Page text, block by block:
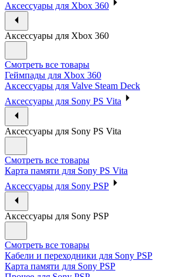
Аксессуары для Xbox 360
Аксессуары для Xbox 360
Смотреть все товары
Геймпады для Xbox 360
Аксессуары для Valve Steam Deck
Аксессуары для Sony PS Vita
Аксессуары для Sony PS Vita
Смотреть все товары
Карта памяти для Sony PS Vita
Аксессуары для Sony PSP
Аксессуары для Sony PSP
Смотреть все товары
Кабели и переходники для Sony PSP
Карта памяти для Sony PSP